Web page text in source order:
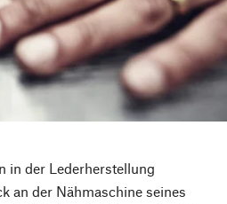
in der Lederherstellung
an der Nähmaschine seines